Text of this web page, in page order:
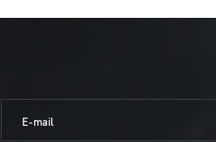
E-mail